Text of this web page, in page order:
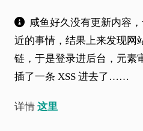
咸鱼好久没有更新内容
近的事情，结果上来发现网
链，于是登录进后台，元素
插了一条 XSS 进去了……
详情 这里